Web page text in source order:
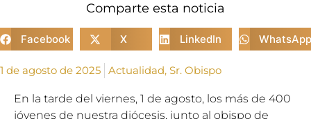
Comparte esta noticia
Facebook X LinkedIn WhatsApp
1 de agosto de 2025 Actualidad, Sr. Obispo
En la tarde del viernes, 1 de agosto, los más de 400
jóvenes de nuestra diócesis, junto al obispo de